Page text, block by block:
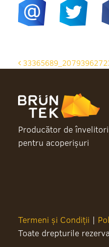
Post
Producător de
pentru acoperișuri
Termeni și Condiții |
Toate drepturile